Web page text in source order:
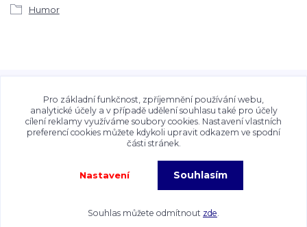
Humor
obsah zveřejněný na stránkách Talocan.cz a
CeskeSamolepky.cz jsou chráněny autorským právem. Jejich
použití bez předchozího písemného souhlasu provozovatele
je zakázáno.
Vytvořeno na
Eshop-rychle.cz
Pro základní funkčnost, zpříjemnění používání webu,
analytické účely a v případě udělení souhlasu také pro účely
cílení reklamy využíváme soubory cookies. Nastavení vlastních
preferencí cookies můžete kdykoli upravit odkazem ve spodní
části stránek.
Nastavení Souhlasím
Souhlas můžete odmítnout zde